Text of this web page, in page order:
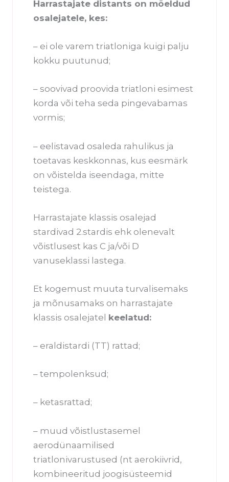
Harrastajate distants on mõeldud
osalejatele, kes:
– ei ole varem triatloniga kuigi palju
kokku puutunud;
– soovivad proovida triatloni esimest
korda või teha seda pingevabamas
vormis;
– eelistavad osaleda rahulikus ja
toetavas keskkonnas, kus eesmärk
on võistelda iseendaga, mitte
teistega.
Harrastajate klassis osalejad
stardivad 2.stardis ehk olenevalt
võistlusest kas C ja/või D
vanuseklassi lastega.
Et kogemust muuta turvalisemaks
ja mõnusamaks on harrastajate
klassis osalejatel keelatud:
– eraldistardi (TT) rattad;
– tempolenksud;
– ketasrattad;
– muud võistlustasemel
aerodünaamilised
triatlonivarustused (nt aerokiivrid,
kombineeritud joogisüsteemid